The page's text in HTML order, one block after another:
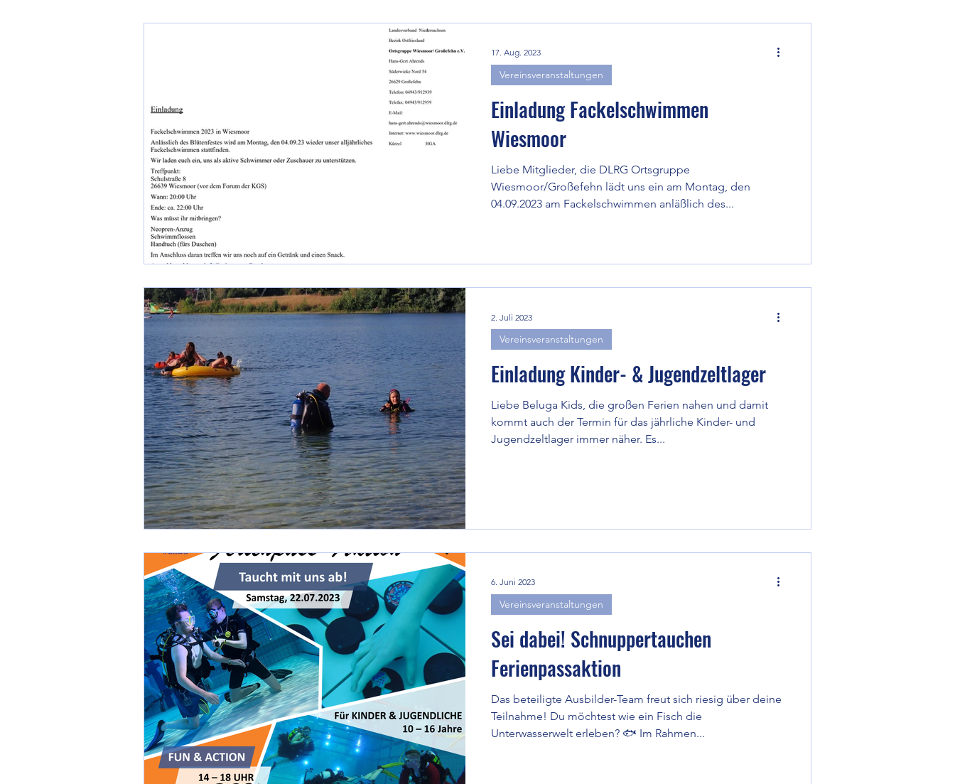
Einladung Fackelschwimmen
Wiesmoor
Liebe Mitglieder, die DLRG Ortsgruppe
Wiesmoor/Großefehn lädt uns ein am Montag, den
04.09.2023 am Fackelschwimmen anläßlich des...
Vereinsveranstaltungen
17. Aug. 2023
Einladung Kinder- & Jugendzeltlager
Liebe Beluga Kids, die großen Ferien nahen und damit
kommt auch der Termin für das jährliche Kinder- und
Jugendzeltlager immer näher. Es...
Vereinsveranstaltungen
2. Juli 2023
Sei dabei! Schnuppertauchen
Ferienpassaktion
Das beteiligte Ausbilder-Team freut sich riesig über deine
Teilnahme! Du möchtest wie ein Fisch die
Unterwasserwelt erleben? 🐟 Im Rahmen...
Vereinsveranstaltungen
6. Juni 2023